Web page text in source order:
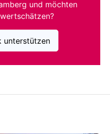
und möchten
unterstützen